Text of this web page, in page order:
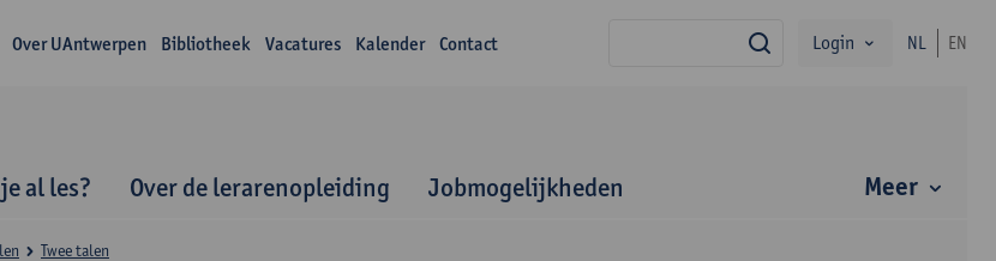
Over UAntwerpen Bibliotheek Vacatures Kalender Contact zoekLogin NL EN
al les? Over de lerarenopleiding Jobmogelijkheden Meer
Twee talen